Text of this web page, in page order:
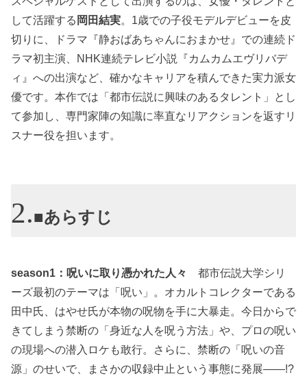
して活躍する 岡田結実。1歳での子役モデルデビューを皮
切りに、ドラマ『静おばあちゃんにおまかせ』での連続ド
ラマ初主演、NHK連続テレビ小説『カムカムエヴリバデ
ィ』への出演など、確かなキャリアを積んできた実力派女
優です。本作では「都市伝説に興味のあるタレント」とし
て参加し、専門家陣の知識に率直なリアクションを返すリ
スナー役を担います。
■あらすじ
season1：呪いに取り憑かれた人々
都市伝説大学シリ
ーズ最初のテーマは「呪い」。オカルトコレクターである
田中氏、はやせ氏が本物の呪物を手に大暴走。今日からで
きてしまう禁断の「身近な人を呪う方法」や、プロの呪い
の現場への潜入ロケも敢行。さらに、禁断の「呪いの音
源」のせいで、まさかの収録中止という事態に発展――!?